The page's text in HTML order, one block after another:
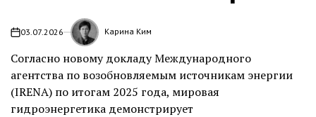
03.07.2026 Карина Ким
Согласно новомудокладуМеждународного
агентства по возобновляемым источникам энергии
(IRENA) по итогам 2025 года, мировая
гидроэнергетика демонстрирует